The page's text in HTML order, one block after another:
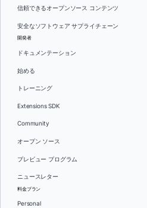
信頼できるオープンソース コンテンツ
安全なソフトウェア サプライチェーン
開発者
ドキュメンテーション
始める
トレーニング
Extensions SDK
Community
オープン ソース
プレビュー プログラム
ニュースレター
料金プラン
Personal